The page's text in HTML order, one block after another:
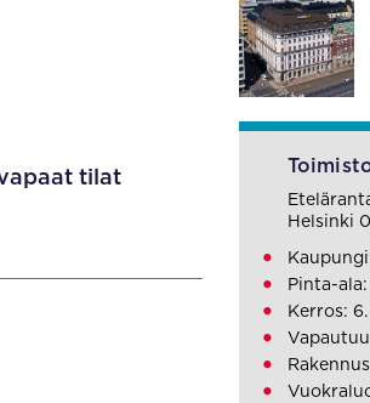
tilat
Helsinki
Pinta-ala:
Kerros: